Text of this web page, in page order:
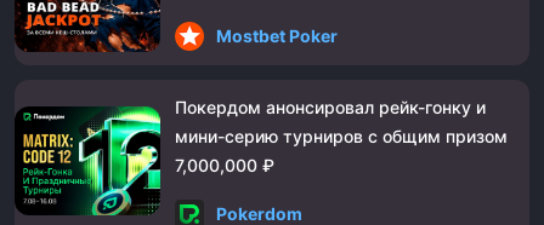
Mostbet Poker
Покердом анонсировал рейк-гонку и
мини-серию турниров с общим призом
7,000,000 ₽
Pokerdom